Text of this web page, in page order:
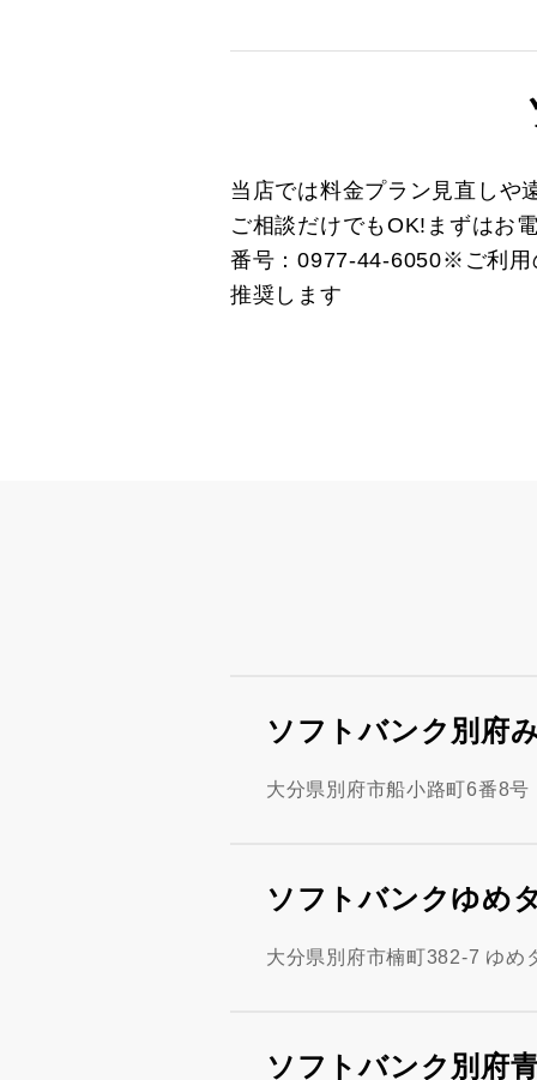
当店では料金プラン見直しや
ご相談だけでもOK!まずはお
番号：0977-44-6050※ご利用
推奨します
ソフトバンク別府
大分県別府市船小路町6番8号
ソフトバンクゆめ
大分県別府市楠町382-7 ゆめ
ソフトバンク別府